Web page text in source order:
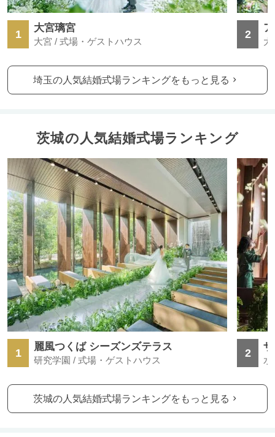
1 大宮璃宮
大宮 / 式場・ゲストハウス
2
大
埼玉の人気結婚式場ランキングをもっと見る
茨城の人気結婚式場ランキング
1 麗風つくば シーズンズテラス
研究学園 / 式場・ゲストハウス
2
水
茨城の人気結婚式場ランキングをもっと見る